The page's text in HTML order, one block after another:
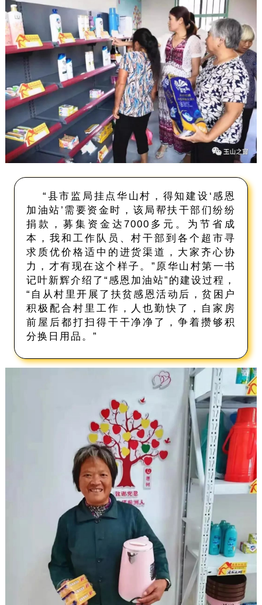
“县市监局挂点华山村，得知建设‘感恩
加油站’需要资金时，该局帮扶干部们纷纷
捐款，募集资金达7000多元。为节省成
本，我和工作队员、村干部到各个超市寻
求质优价格适中的进货渠道，大家齐心协
力，才有现在这个样子。”原华山村第一书
记叶新辉介绍了“感恩加油站”的建设过程，
“自从村里开展了扶贫感恩活动后，贫困户
积极配合村里工作，人也勤快了，自家房
前屋后都打扫得干干净净了，争着攒够积
分换日用品。”